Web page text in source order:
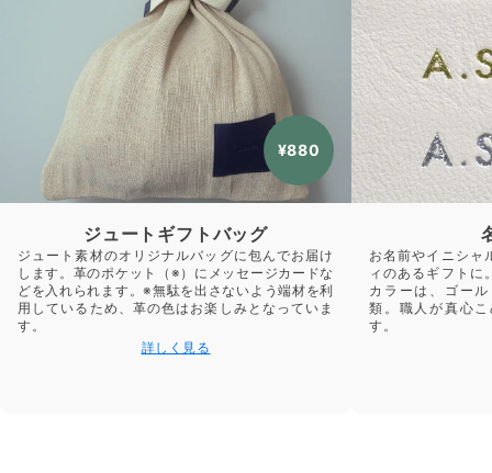
¥880
ジュートギフトバッグ
ジュート素材のオリジナルバッグに包んでお届け
します。革のポケット（※）にメッセージカードな
どを入れられます。※無駄を出さないよう端材を利
用しているため、革の色はお楽しみとなっていま
す。
詳しく見る
お名前やイニシャ
ィのあるギフトに
カラーは、ゴー
類。職人が真心
す。